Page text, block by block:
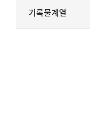
정보를
보여주는
표
기록물계열